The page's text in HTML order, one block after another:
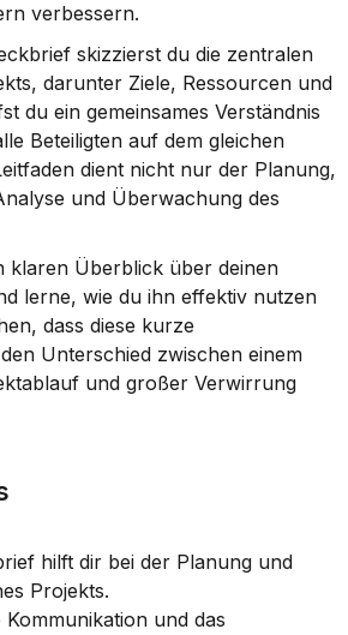
verbessern.
skizzierst du die zentralen
darunter Ziele, Ressourcen und
du ein gemeinsames Verständnis
Beteiligten auf dem gleichen
dient nicht nur der Planung,
und Überwachung des
klaren Überblick über deinen
lerne, wie du ihn effektiv nutzen
dass diese kurze
Unterschied zwischen einem
und großer Verwirrung
hilft dir bei der Planung und
Projekts.
und das